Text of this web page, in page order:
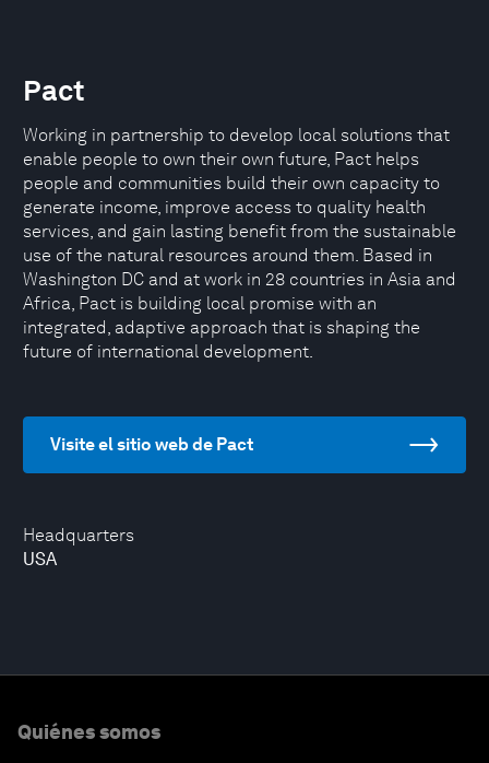
Headquarters
USA
Pact
Working in partnership to develop local solutions that
enable people to own their own future, Pact helps
people and communities build their own capacity to
generate income, improve access to quality health
services, and gain lasting benefit from the sustainable
use of the natural resources around them. Based in
Washington DC and at work in 28 countries in Asia and
Africa, Pact is building local promise with an
integrated, adaptive approach that is shaping the
future of international development.
Visite el sitio web de Pact
Quiénes somos